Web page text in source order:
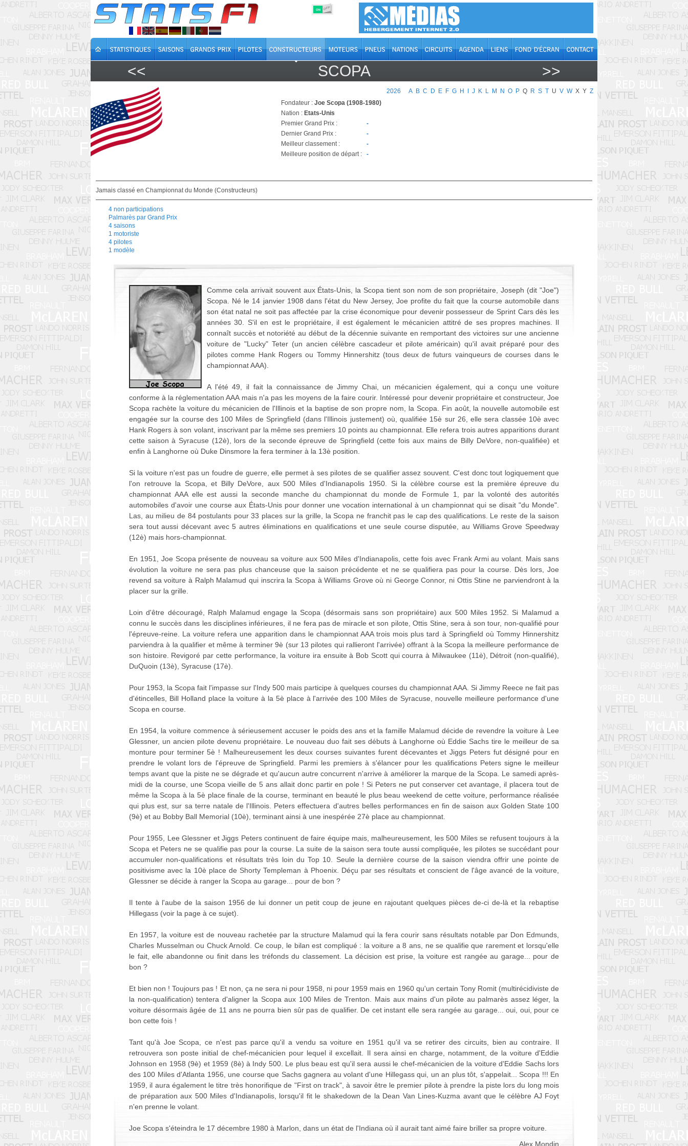
ON OFF
<< SCOPA >>
2026 A B C D E F G H J K L M N O P Q R S T U V W X Y Z
Fondateur : Joe Scopa (1908-1980)
Nation : Etats-Unis
Premier Grand Prix :
-
Dernier Grand Prix :
-
Meilleur classement :
-
Meilleure position de départ :
-
Jamais classé en Championnat du Monde (Constructeurs)
4 non participations
Palmarès par Grand Prix
4 saisons
1 motoriste
4 pilotes
1 modèle
Comme cela arrivait souvent aux États-Unis, la Scopa tient son nom de son propriétaire, Joseph (dit "Joe")
Scopa. Né le 14 janvier 1908 dans l'état du New Jersey, Joe profite du fait que la course automobile dans
son état natal ne soit pas affectée par la crise économique pour devenir possesseur de Sprint Cars dès les
années 30. S'il en est le propriétaire, il est également le mécanicien attitré de ses propres machines. Il
connaît succès et notoriété au début de la décennie suivante en remportant des victoires sur une ancienne
voiture de "Lucky" Teter (un ancien célèbre cascadeur et pilote américain) qu'il avait préparé pour des
pilotes comme Hank Rogers ou Tommy Hinnershitz (tous deux de futurs vainqueurs de courses dans le
championnat AAA).
A l'été 49, il fait la connaissance de Jimmy Chai, un mécanicien également, qui a conçu une voiture
conforme à la réglementation AAA mais n'a pas les moyens de la faire courir. Intéressé pour devenir propriétaire et constructeur, Joe
Scopa rachète la voiture du mécanicien de l'Illinois et la baptise de son propre nom, la Scopa. Fin août, la nouvelle automobile est
engagée sur la course des 100 Miles de Springfield (dans l'Illinois justement) où, qualifiée 15è sur 26, elle sera classée 10è avec
Hank Rogers à son volant, inscrivant par la même ses premiers 10 points au championnat. Elle refera trois autres apparitions durant
cette saison à Syracuse (12è), lors de la seconde épreuve de Springfield (cette fois aux mains de Billy DeVore, non-qualifiée) et
enfin à Langhorne où Duke Dinsmore la fera terminer à la 13è position.
Si la voiture n'est pas un foudre de guerre, elle permet à ses pilotes de se qualifier assez souvent. C'est donc tout logiquement que
l'on retrouve la Scopa, et Billy DeVore, aux 500 Miles d'Indianapolis 1950. Si la célèbre course est la première épreuve du
championnat AAA elle est aussi la seconde manche du championnat du monde de Formule 1, par la volonté des autorités
automobiles d'avoir une course aux États-Unis pour donner une vocation international à un championnat qui se disait "du Monde".
Las, au milieu de 84 postulants pour 33 places sur la grille, la Scopa ne franchit pas le cap des qualifications. Le reste de la saison
sera tout aussi décevant avec 5 autres éliminations en qualifications et une seule course disputée, au Williams Grove Speedway
(12è) mais hors-championnat.
En 1951, Joe Scopa présente de nouveau sa voiture aux 500 Miles d'Indianapolis, cette fois avec Frank Armi au volant. Mais sans
évolution la voiture ne sera pas plus chanceuse que la saison précédente et ne se qualifiera pas pour la course. Dès lors, Joe
revend sa voiture à Ralph Malamud qui inscrira la Scopa à Williams Grove où ni George Connor, ni Ottis Stine ne parviendront à la
placer sur la grille.
Loin d'être découragé, Ralph Malamud engage la Scopa (désormais sans son propriétaire) aux 500 Miles 1952. Si Malamud a
connu le succès dans les disciplines inférieures, il ne fera pas de miracle et son pilote, Ottis Stine, sera à son tour, non-qualifié pour
l'épreuve-reine. La voiture refera une apparition dans le championnat AAA trois mois plus tard à Springfield où Tommy Hinnershitz
parviendra à la qualifier et même à terminer 9è (sur 13 pilotes qui rallieront l'arrivée) offrant à la Scopa la meilleure performance de
son histoire. Revigoré par cette performance, la voiture ira ensuite à Bob Scott qui courra à Milwaukee (11è), Détroit (non-qualifié),
DuQuoin (13è), Syracuse (17è).
Pour 1953, la Scopa fait l'impasse sur l'Indy 500 mais participe à quelques courses du championnat AAA. Si Jimmy Reece ne fait pas
d'étincelles, Bill Holland place la voiture à la 5è place à l'arrivée des 100 Miles de Syracuse, nouvelle meilleure performance d'une
Scopa en course.
En 1954, la voiture commence à sérieusement accuser le poids des ans et la famille Malamud décide de revendre la voiture à Lee
Glessner, un ancien pilote devenu propriétaire. Le nouveau duo fait ses débuts à Langhorne où Eddie Sachs tire le meilleur de sa
monture pour terminer 5è ! Malheureusement les deux courses suivantes furent décevantes et Jiggs Peters fut désigné pour en
prendre le volant lors de l'épreuve de Springfield. Parmi les premiers à s'élancer pour les qualifications Peters signe le meilleur
temps avant que la piste ne se dégrade et qu'aucun autre concurrent n'arrive à améliorer la marque de la Scopa. Le samedi après-
midi de la course, une Scopa vieille de 5 ans allait donc partir en pole ! Si Peters ne put conserver cet avantage, il placera tout de
même la Scopa à la 5è place finale de la course, terminant en beauté le plus beau weekend de cette voiture, performance réalisée
qui plus est, sur sa terre natale de l'Illinois. Peters effectuera d'autres belles performances en fin de saison aux Golden State 100
(9è) et au Bobby Ball Memorial (10è), terminant ainsi à une inespérée 27è place au championnat.
Pour 1955, Lee Glessner et Jiggs Peters continuent de faire équipe mais, malheureusement, les 500 Miles se refusent toujours à la
Scopa et Peters ne se qualifie pas pour la course. La suite de la saison sera toute aussi compliquée, les pilotes se succédant pour
accumuler non-qualifications et résultats très loin du Top 10. Seule la dernière course de la saison viendra offrir une pointe de
positivisme avec la 10è place de Shorty Templeman à Phoenix. Déçu par ses résultats et conscient de l'âge avancé de la voiture,
Glessner se décide à ranger la Scopa au garage... pour de bon ?
Il tente à l'aube de la saison 1956 de lui donner un petit coup de jeune en rajoutant quelques pièces de-ci de-là et la rebaptise
Hillegass (voir la page à ce sujet).
En 1957, la voiture est de nouveau rachetée par la structure Malamud qui la fera courir sans résultats notable par Don Edmunds,
Charles Musselman ou Chuck Arnold. Ce coup, le bilan est compliqué : la voiture a 8 ans, ne se qualifie que rarement et lorsqu'elle
le fait, elle abandonne ou finit dans les tréfonds du classement. La décision est prise, la voiture est rangée au garage... pour de
bon ?
Et bien non ! Toujours pas ! Et non, ça ne sera ni pour 1958, ni pour 1959 mais en 1960 qu'un certain Tony Romit (multirécidiviste de
la non-qualification) tentera d'aligner la Scopa aux 100 Miles de Trenton. Mais aux mains d'un pilote au palmarès assez léger, la
voiture désormais âgée de 11 ans ne pourra bien sûr pas de qualifier. De cet instant elle sera rangée au garage... oui, oui, pour ce
bon cette fois !
Tant qu'à Joe Scopa, ce n'est pas parce qu'il a vendu sa voiture en 1951 qu'il va se retirer des circuits, bien au contraire. Il
retrouvera son poste initial de chef-mécanicien pour lequel il excellait. Il sera ainsi en charge, notamment, de la voiture d'Eddie
Johnson en 1958 (9è) et 1959 (8è) à Indy 500. Le plus beau est qu'il sera aussi le chef-mécanicien de la voiture d'Eddie Sachs lors
des 100 Miles d'Atlanta 1956, une course que Sachs gagnera au volant d'une Hillegass qui, un an plus tôt, s'appelait... Scopa !!! En
1959, il aura également le titre très honorifique de "First on track", à savoir être le premier pilote à prendre la piste lors du long mois
de préparation aux 500 Miles d'Indianapolis, lorsqu'il fit le shakedown de la Dean Van Lines-Kuzma avant que le célèbre AJ Foyt
n'en prenne le volant.
Joe Scopa s'éteindra le 17 décembre 1980 à Marlon, dans un état de l'Indiana où il aurait tant aimé faire briller sa propre voiture.
Alex Mondin